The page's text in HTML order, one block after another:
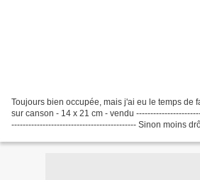
Toujours bien occupée, mais j'ai eu le temps de
sur canson - 14 x 21 cm - vendu
-------------------------------------------- Sinon moins